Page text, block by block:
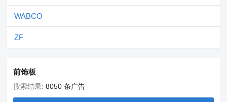
WABCO
ZF
前饰板
搜索结果: 8050 条广告